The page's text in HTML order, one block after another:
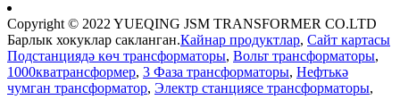
Copyright © 2022 YUEQING JSM TRANSFORMER CO.LTD
Барлык хокуклар сакланган.Кайнар продуктлар, Сайт картасы
Подстанциядә көч трансформаторы, Вольт трансформаторы,
1000кватрансформер, 3 Фаза трансформаторы, Нефтькә
чумган трансформатор, Электр станциясе трансформаторы,